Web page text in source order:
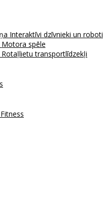
Interaktīvi dzīvnieki un roboti
Motora spēle
Rotaļlietu transportlīdzekļi
Fitness